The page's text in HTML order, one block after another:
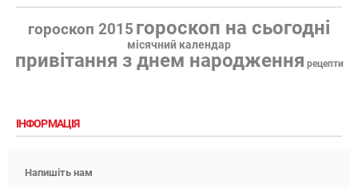
гороскоп 2015 гороскоп на сьогодні
місячний календар
привітання з днем народження рецепти
ІНФОРМАЦІЯ
Напишіть нам